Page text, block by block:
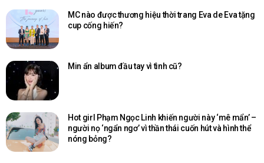
MC nào được thương hiệu thời trang Eva de Eva tặng
cup cống hiến?
Min ẩn album đầu tay vì tình cũ?
Hot girl Phạm Ngọc Linh khiến người này ‘mê mẩn’ –
người nọ ‘ngẩn ngơ’ vì thần thái cuốn hút và hình thể
nóng bỏng?